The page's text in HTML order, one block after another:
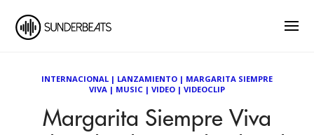
INTERNACIONAL | LANZAMIENTO | MARGARITA SIEMPRE
VIVA | MUSIC | VIDEO | VIDEOCLIP
Margarita Siempre Viva